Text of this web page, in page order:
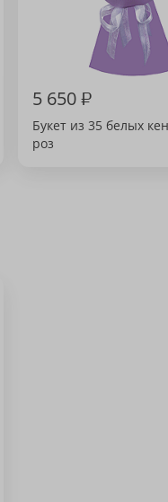
5 650₽
Букет из 35 белых
роз